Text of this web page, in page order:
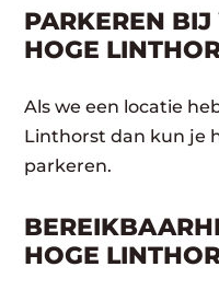
PARKEREN
HOGE
Als we een locatie
Linthorst dan kun je
parkeren.
HOGE